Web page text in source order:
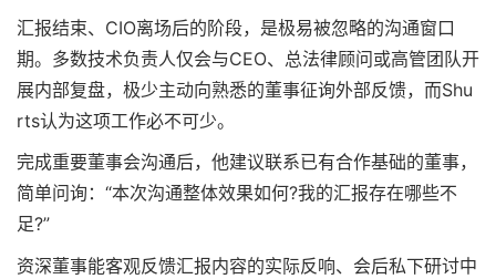
汇报结束、CIO离场后的阶段，是极易被忽略的沟通窗口
期。多数技术负责人仅会与CEO、总法律顾问或高管团队开
展内部复盘，极少主动向熟悉的董事征询外部反馈，而Shu
rts认为这项工作必不可少。
完成重要董事会沟通后，他建议联系已有合作基础的董事，
简单问询：“本次沟通整体效果如何?我的汇报存在哪些不
足?”
资深董事能客观反馈汇报内容的实际反响、会后私下研讨中